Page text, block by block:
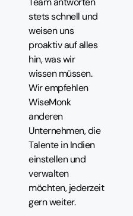
stets schnell und
weisen uns
proaktiv auf alles
hin, was wir
wissen müssen.
Wir empfehlen
WiseMonk
anderen
Unternehmen, die
Talente in Indien
einstellen und
verwalten
möchten, jederzeit
gern weiter.